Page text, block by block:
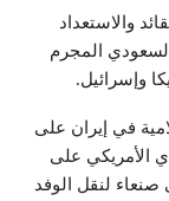
والاستعداد
المجرم
وإسرائيل.
في إيران على
الأمريكي على
لنقل الوفد